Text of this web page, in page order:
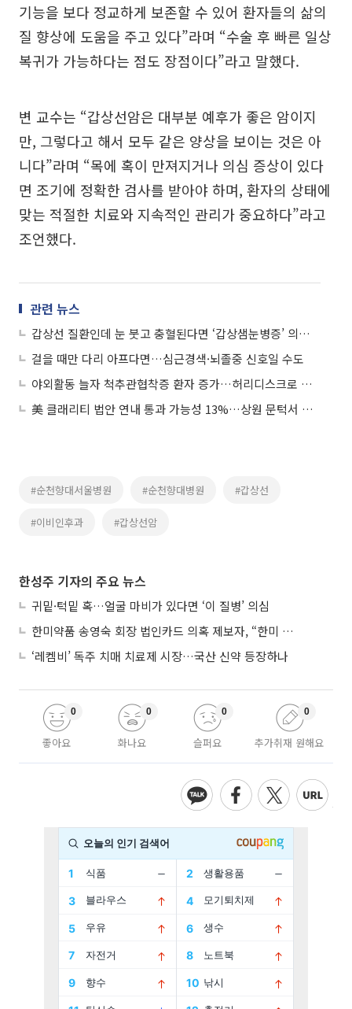
기능을 보다 정교하게 보존할 수 있어 환자들의 삶의
질 향상에 도움을 주고 있다”라며 “수술 후 빠른 일상
복귀가 가능하다는 점도 장점이다”라고 말했다.
변 교수는 “갑상선암은 대부분 예후가 좋은 암이지
만, 그렇다고 해서 모두 같은 양상을 보이는 것은 아
니다”라며 “목에 혹이 만져지거나 의심 증상이 있다
면 조기에 정확한 검사를 받아야 하며, 환자의 상태에
맞는 적절한 치료와 지속적인 관리가 중요하다”라고
조언했다.
관련 뉴스
갑상선 질환인데 눈 붓고 충혈된다면 ‘갑상샘눈병증’ 의심해야
걸을 때만 다리 아프다면…심근경색·뇌졸중 신호일 수도
야외활동 늘자 척추관협착증 환자 증가…허리디스크로 오인 주의
美 클래리티 법안 연내 통과 가능성 13%…상원 문턱서 제동
#순천향대서울병원 #순천향대병원 #갑상선
#이비인후과 #갑상선암
한성주 기자의 주요 뉴스
귀밑·턱밑 혹…얼굴 마비가 있다면 ‘이 질병’ 의심
한미약품 송영숙 회장 법인카드 의혹 제보자, “한미 잘 되기 바라는 마음”
‘레켐비’ 독주 치매 치료제 시장…국산 신약 등장하나
좋아요
0
화나요
0
슬퍼요
0
추가취재 원해요
0